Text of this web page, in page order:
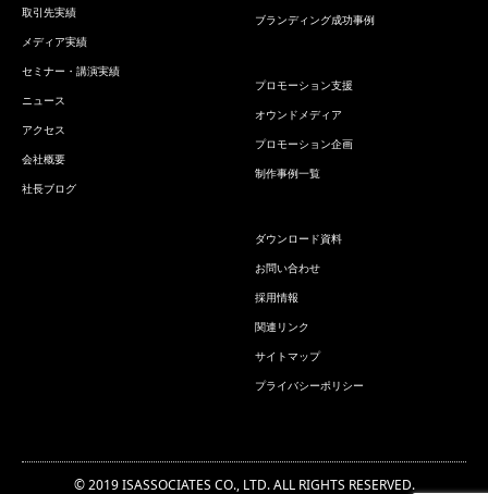
取引先実績
メディア実績
セミナー・講演実績
ニュース
アクセス
会社概要
社長ブログ
ブランディング成功事例
プロモーション支援
オウンドメディア
プロモーション企画
制作事例一覧
ダウンロード資料
お問い合わせ
採用情報
関連リンク
サイトマップ
プライバシーポリシー
© 2019 ISASSOCIATES CO., LTD. ALL RIGHTS RESERVED.